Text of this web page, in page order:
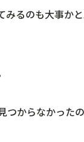
るのも大事か
からなかった